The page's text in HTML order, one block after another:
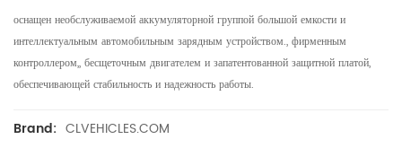
оснащен необслуживаемой аккумуляторной группой большой емкости и
интеллектуальным автомобильным зарядным устройством., фирменным
контроллером,, бесщеточным двигателем и запатентованной защитной платой,
обеспечивающей стабильность и надежность работы.
Brand: CLVEHICLES.COM